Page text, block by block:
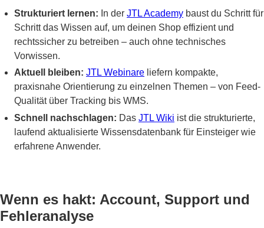
Strukturiert lernen: In der JTL Academy baust du Schritt für
Schritt das Wissen auf, um deinen Shop effizient und
rechtssicher zu betreiben – auch ohne technisches
Vorwissen.
Aktuell bleiben: JTL Webinare liefern kompakte,
praxisnahe Orientierung zu einzelnen Themen – von Feed-
Qualität über Tracking bis WMS.
Schnell nachschlagen: Das JTL Wiki ist die strukturierte,
laufend aktualisierte Wissensdatenbank für Einsteiger wie
erfahrene Anwender.
Wenn es hakt: Account, Support und
Fehleranalyse